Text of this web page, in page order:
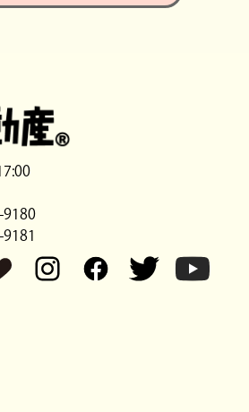
9180